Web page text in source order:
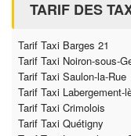
TARIF DES
Tarif Taxi Barges 21
Tarif Taxi Noiron-sous-
Tarif Taxi Saulon-la-Rue
Tarif Taxi Labergement-
Tarif Taxi Crimolois
Tarif Taxi Quétigny